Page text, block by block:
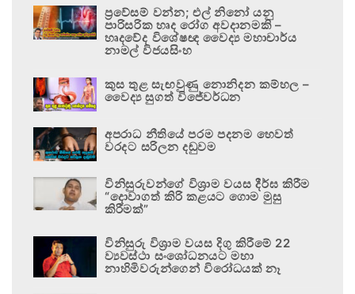
ප්‍රවේසම් වන්න; එල් නිනෝ යනු
පාරිසරික හෘද රෝග අවදානමකි –
හෘදවේද විශේෂඥ වෛද්‍ය මහාචාර්ය
නාමල් විජයසිංහ
කුස තුළ සැඟවුණු නොනිදන කම්හල –
වෛද්‍ය සුගත් විජේවර්ධන
අපරාධ නීතියේ පරම පදනම හෙවත්
වරදට සරිලන දඬුවම
විනිසුරුවන්ගේ විශ්‍රාම වයස දීර්ඝ කිරීම
“දොවාගත් කිරි කළයට ගොම මුසු
කිරීමක්”
විනිසුරු විශ්‍රාම වයස දිගු කිරීමේ 22
ව්‍යවස්ථා සංශෝධනයට මහා
නාහිමිවරුන්ගෙන් විරෝධයක් නෑ